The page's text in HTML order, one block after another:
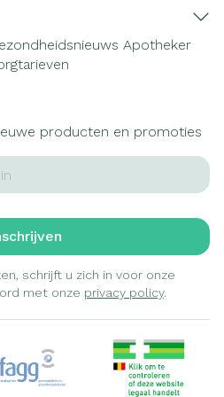
Apotheker
producten en promoties
schrijft u zich in voor onze
met onze privacy policy.